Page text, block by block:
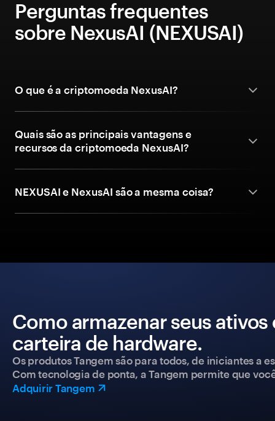
Perguntas frequentes
sobre NexusAI (NEXUSAI)
O que é a criptomoeda NexusAI?
Quais são as principais vantagens e
recursos da criptomoeda NexusAI?
NEXUSAI e NexusAI são a mesma coisa?
Como armazenar seus
carteira de hardware.
Os produtos Tangem são para todos, de iniciantes a
Com tecnologia de ponta, a Tangem permite que
Adquirir Tangem